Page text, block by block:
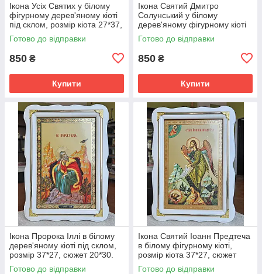
Ікона Усіх Святих у білому
фігурному дерев'яному кіоті
під склом, розмір кіота 27*37,
сюжет 20*30
Готово до відправки
850 ₴
Купити
Ікона Святий Дмитро
Солунський у білому
дерев'яному фігурному кіоті
під склом, розмір кіота 37*27,
сюжет 20*30.
Готово до відправки
850 ₴
Купити
Ікона Пророка Іллі в білому
дерев'яному кіоті під склом,
розмір 37*27, сюжет 20*30.
Готово до відправки
Ікона Святий Іоанн Предтеча
в білому фігурному кіоті,
розмір кіота 37*27, сюжет
20*30.
Готово до відправки